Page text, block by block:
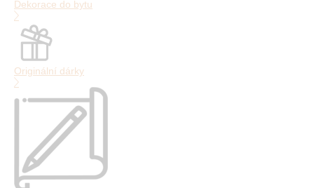
Dekorace do bytu
Originální dárky